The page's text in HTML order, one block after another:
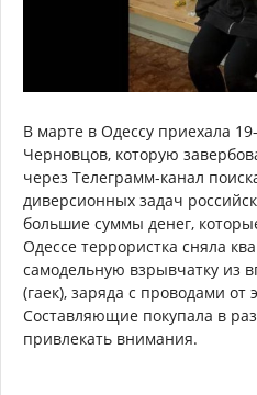
В марте в Одессу приехала
Черновцов, которую
через Телеграмм-канал
диверсионных задач
большие суммы денег,
Одессе террористка сняла
самодельную взрывчатку из
(гаек), заряда с проводами от
Составляющие покупала в
привлекать внимания.